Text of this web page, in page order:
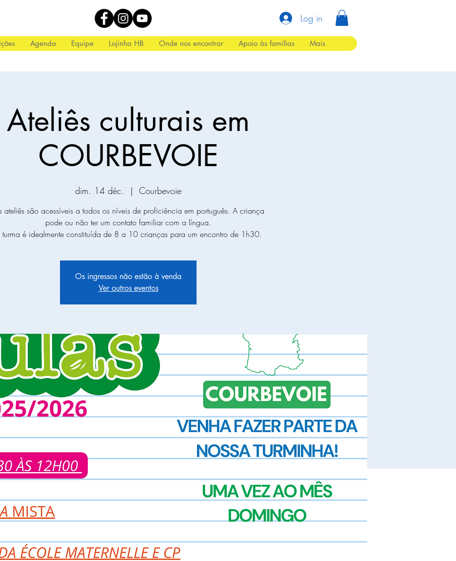
Log in
Agenda Equipe Lojinha HB Onde nos encontrar Apoio às famílias Mais
Ateliês culturais em
COURBEVOIE
dim. 14 déc.
  |
Courbevoie
ateliês são acessíveis a todos os níveis de proficiência em português. A criança
pode ou não ter um contato familiar com a língua.
turma é idealmente constituída de 8 a 10 crianças para um encontro de 1h30.
Os ingressos não estão à venda
Ver outros eventos